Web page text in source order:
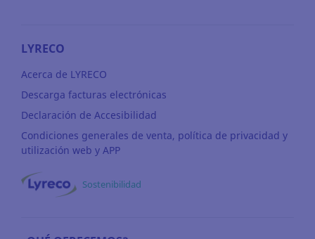
LYRECO
Acerca de LYRECO
Descarga facturas electrónicas
Declaración de Accesibilidad
Condiciones generales de venta, política de privacidad y
utilización web y APP
Sostenibilidad